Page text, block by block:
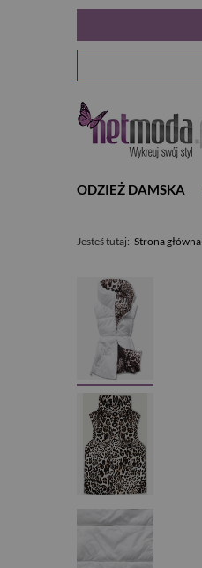
ODZIEŻ DAMSKA
Jesteś tutaj: Strona główna